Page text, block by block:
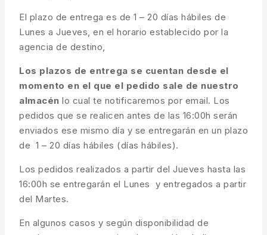
El plazo de entrega es de 1 – 20 días hábiles de
Lunes a Jueves, en el horario establecido por la
agencia de destino,
Los plazos de entrega se cuentan desde el
momento en el que el pedido sale de nuestro
almacén lo cual te notificaremos por email. Los
pedidos que se realicen antes de las 16:00h serán
enviados ese mismo día y se entregarán en un plazo
de 1 – 20 días hábiles (días hábiles).
Los pedidos realizados a partir del Jueves hasta las
16:00h se entregarán el Lunes y entregados a partir
del Martes.
En algunos casos y según disponibilidad de